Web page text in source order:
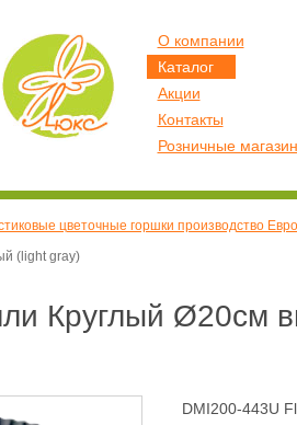
цветочные горшки производство
(light gray)
Круглый Ø20см
DMI200-443U
О компании
Каталог
Акции
Контакты
Розничные